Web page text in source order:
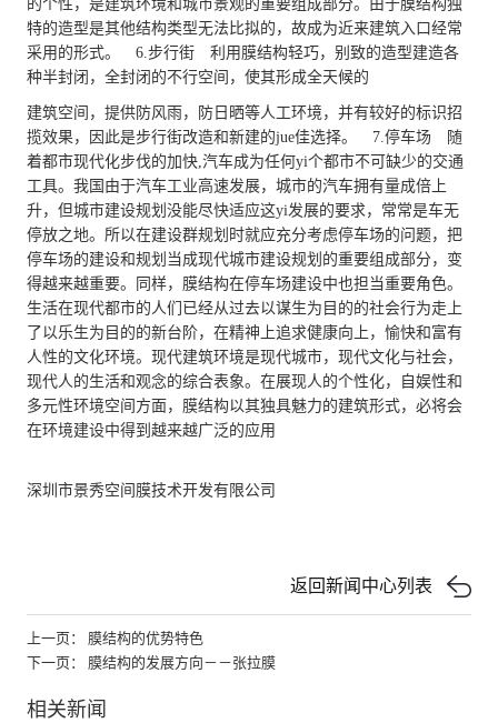
的个性，是建筑环境和城市景观的重要组成部分。由于膜结构独
特的造型是其他结构类型无法比拟的，故成为近来建筑入口经常
采用的形式。 6.步行街 利用膜结构轻巧，别致的造型建造各
种半封闭，全封闭的不行空间，使其形成全天候的
建筑空间，提供防风雨，防日晒等人工环境，并有较好的标识招
揽效果，因此是步行街改造和新建的jue佳选择。 7.停车场 随
着都市现代化步伐的加快,汽车成为任何yi个都市不可缺少的交通
工具。我国由于汽车工业高速发展，城市的汽车拥有量成倍上
升，但城市建设规划没能尽快适应这yi发展的要求，常常是车无
停放之地。所以在建设群规划时就应充分考虑停车场的问题，把
停车场的建设和规划当成现代城市建设规划的重要组成部分，变
得越来越重要。同样，膜结构在停车场建设中也担当重要角色。
生活在现代都市的人们已经从过去以谋生为目的的社会行为走上
了以乐生为目的的新台阶，在精神上追求健康向上，愉快和富有
人性的文化环境。现代建筑环境是现代城市，现代文化与社会，
现代人的生活和观念的综合表象。在展现人的个性化，自娱性和
多元性环境空间方面，膜结构以其独具魅力的建筑形式，必将会
在环境建设中得到越来越广泛的应用
深圳市景秀空间膜技术开发有限公司
返回新闻中心列表
上一页： 膜结构的优势特色
下一页： 膜结构的发展方向－－张拉膜
相关新闻